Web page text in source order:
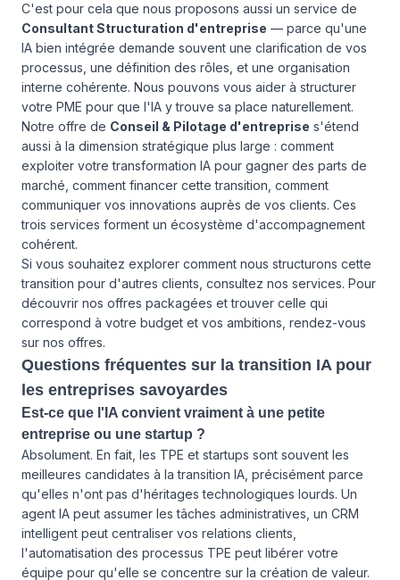
C'est pour cela que nous proposons aussi un service de
Consultant Structuration d'entreprise — parce qu'une
IA bien intégrée demande souvent une clarification de vos
processus, une définition des rôles, et une organisation
interne cohérente. Nous pouvons vous aider à structurer
votre PME pour que l'IA y trouve sa place naturellement.
Notre offre de Conseil & Pilotage d'entreprise s'étend
aussi à la dimension stratégique plus large : comment
exploiter votre transformation IA pour gagner des parts de
marché, comment financer cette transition, comment
communiquer vos innovations auprès de vos clients. Ces
trois services forment un écosystème d'accompagnement
cohérent.
Si vous souhaitez explorer comment nous structurons cette
transition pour d'autres clients, consultez nos services. Pour
découvrir nos offres packagées et trouver celle qui
correspond à votre budget et vos ambitions, rendez-vous
sur nos offres.
Questions fréquentes sur la transition IA pour
les entreprises savoyardes
Est-ce que l'IA convient vraiment à une petite
entreprise ou une startup ?
Absolument. En fait, les TPE et startups sont souvent les
meilleures candidates à la transition IA, précisément parce
qu'elles n'ont pas d'héritages technologiques lourds. Un
agent IA peut assumer les tâches administratives, un CRM
intelligent peut centraliser vos relations clients,
l'automatisation des processus TPE peut libérer votre
équipe pour qu'elle se concentre sur la création de valeur.